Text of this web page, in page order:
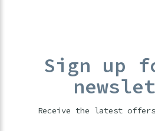
Sign up
Receive the latest offers